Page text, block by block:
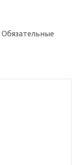
Обязательные